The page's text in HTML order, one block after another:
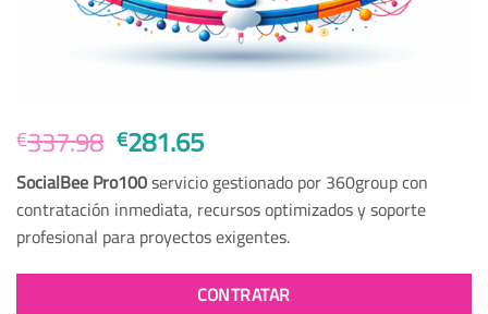
€337.98 Original
price
was:
€337.98.
€281.65Current
price
is:
€281.65.
SocialBee Pro100servicio gestionado por 360group con
contratación inmediata, recursos optimizados y soporte
profesional para proyectos exigentes.
CONTRATAR